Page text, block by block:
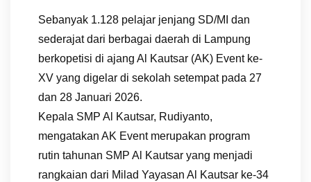
Sebanyak 1.128 pelajar jenjang SD/MI dan
sederajat dari berbagai daerah di Lampung
berkopetisi di ajang Al Kautsar (AK) Event ke-
XV yang digelar di sekolah setempat pada 27
dan 28 Januari 2026.
Kepala SMP Al Kautsar, Rudiyanto,
mengatakan AK Event merupakan program
rutin tahunan SMP Al Kautsar yang menjadi
rangkaian dari Milad Yayasan Al Kautsar ke-34